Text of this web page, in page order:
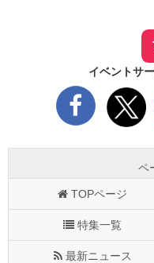
イベントサ
ペ
TOPページ
特集一覧
最新ニュース